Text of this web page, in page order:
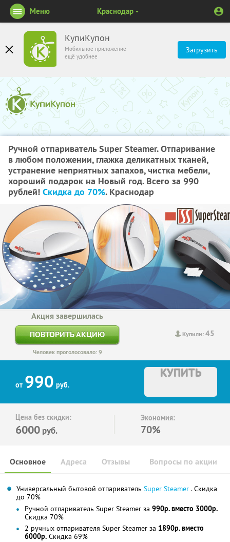
КупиКупон
Мобильное приложение
ещё удобнее
Загрузить
Меню Краснодар
Ручной отпариватель Super Steamer. Отпаривание
в любом положении, глажка деликатных тканей,
устранение неприятных запахов, чистка мебели,
хороший подарок на Новый год. Всего за 990
рублей! Скидка до 70%. Краснодар
Купили:45
Акция завершилась
ПОВТОРИТЬ АКЦИЮ
Человек проголосовало: 9
от 990 руб.
КУПИТЬ
Цена без скидки:
6000 руб.
Экономия:
70%
Основное Отзывы Вопросы по акции
Адреса
Универсальный бытовой отпариватель Super Steamer . Скидка
до 70%
Ручной отпариватель Super Steamer за 990р. вместо 3000р.
Скидка 70%
2 ручных отпаривателя Super Steamer за 1890р. вместо
6000р. Скидка 69%